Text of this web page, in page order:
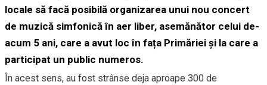
locale să facă posibilă organizarea unui nou concert
de muzică simfonică în aer liber, asemănător celui de-
acum 5 ani, care a avut loc în fața Primăriei și la care a
participat un public numeros.
În acest sens, au fost strânse deja aproape 300 de